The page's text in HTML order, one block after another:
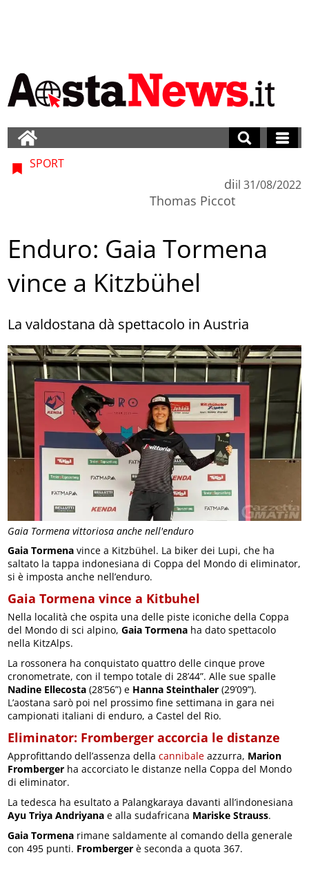
Gaia Tormena vittoriosa anche nell'enduro
SPORT
di
Thomas Piccot
il 31/08/2022
Enduro: Gaia Tormena
vince a Kitzbühel
La valdostana dà spettacolo in Austria
Gaia Tormena vince a Kitzbühel. La biker dei Lupi, che ha
saltato la tappa indonesiana di Coppa del Mondo di eliminator,
si è imposta anche nell’enduro.
Gaia Tormena vince a Kitbuhel
Nella località che ospita una delle piste iconiche della Coppa
del Mondo di sci alpino,Gaia Tormena ha dato spettacolo
nella KitzAlps.
La rossonera ha conquistato quattro delle cinque prove
cronometrate, con il tempo totale di 28’44”. Alle sue spalle
Nadine Ellecosta (28’56”) e Hanna Steinthaler (29’09”).
L’aostana sarò poi nel prossimo fine settimana in gara nei
campionati italiani di enduro, a Castel del Rio.
Eliminator: Fromberger accorcia le distanze
Approfittando dell’assenza dellacannibale azzurra, Marion
Fromberger ha accorciato le distanze nella Coppa del Mondo
di eliminator.
La tedesca ha esultato a Palangkaraya davanti all’indonesiana
Ayu Triya Andriyana e alla sudafricana Mariske Strauss.
Gaia Tormena rimane saldamente al comando della generale
con 495 punti. Fromberger è seconda a quota 367.